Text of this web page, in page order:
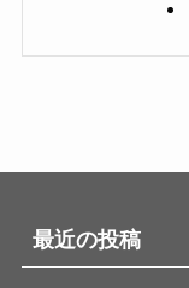
最近の投稿